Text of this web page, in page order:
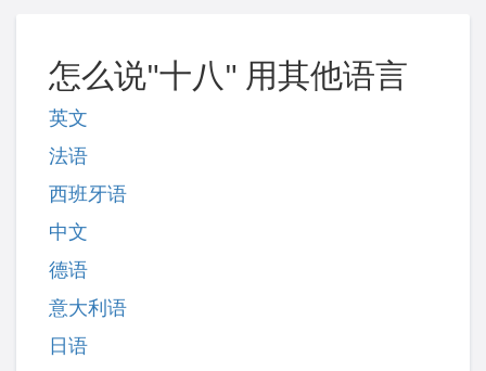
怎么说"十八" 用其他语言
英文
法语
西班牙语
中文
德语
意大利语
日语